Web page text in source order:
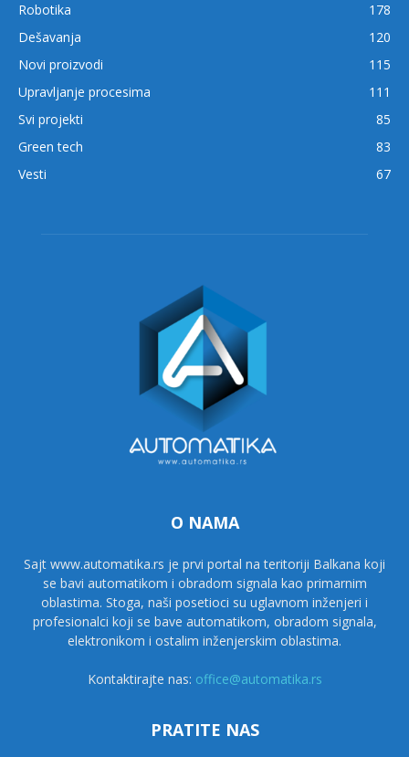
Robotika
178
Dešavanja
120
Novi proizvodi
115
Upravljanje procesima
111
Svi projekti
85
Green tech
83
Vesti
67
O NAMA
Sajt www.automatika.rs je prvi portal na teritoriji Balkana koji
se bavi automatikom i obradom signala kao primarnim
oblastima. Stoga, naši posetioci su uglavnom inženjeri i
profesionalci koji se bave automatikom, obradom signala,
elektronikom i ostalim inženjerskim oblastima.
Kontaktirajte nas: office@automatika.rs
PRATITE NAS